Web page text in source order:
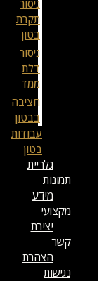
ניסור
תקרת
בטון
ניסור
דלת
ממד
חציבה
בבטון
עבודות
בטון
גלריית
תמונות
מידע
מקצועי
יצירת
קשר
הצהרת
נגישות